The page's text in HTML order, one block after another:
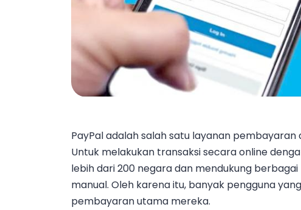
PayPal adalah salah satu layanan pembayaran
Untuk melakukan transaksi secara online
lebih dari 200 negara dan mendukung
manual. Oleh karena itu, banyak pengguna
pembayaran utama mereka.